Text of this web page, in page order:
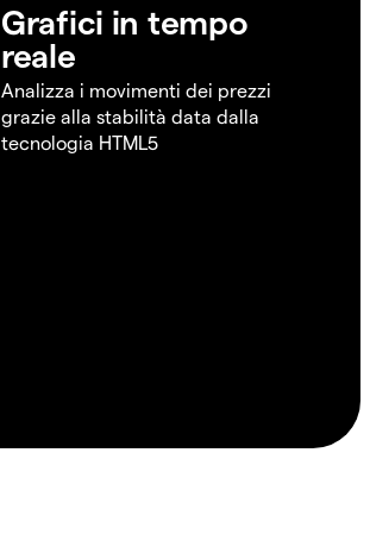
Grafici in tempo
reale
Analizza i movimenti dei prezzi
grazie alla stabilità data dalla
tecnologia HTML5